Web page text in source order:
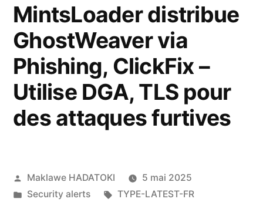
MintsLoader distribue
GhostWeaver via
Phishing, ClickFix –
Utilise DGA, TLS pour
des attaques furtives
Maklawe HADATOKI
5 mai 2025
Security alerts
TYPE-LATEST-FR